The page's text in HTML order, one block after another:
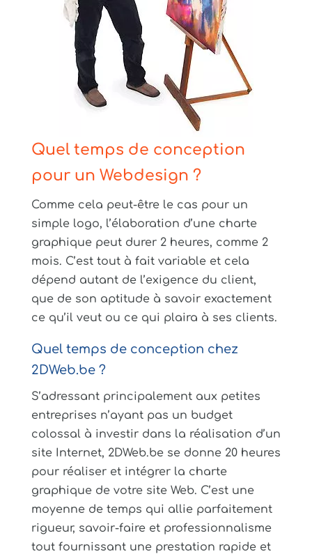
Quel temps de conception
pour un Webdesign ?
Comme cela peut-être le cas pour un
simple logo, l’élaboration d’une charte
graphique peut durer 2 heures, comme 2
mois. C’est tout à fait variable et cela
dépend autant de l’exigence du client,
que de son aptitude à savoir exactement
ce qu’il veut ou ce qui plaira à ses clients.
Quel temps de conception chez
2DWeb.be ?
S’adressant principalement aux petites
entreprises n’ayant pas un budget
colossal à investir dans la réalisation d’un
site Internet, 2DWeb.be se donne 20 heures
pour réaliser et intégrer la charte
graphique de votre site Web. C’est une
moyenne de temps qui allie parfaitement
rigueur, savoir-faire et professionnalisme
tout fournissant une prestation rapide et